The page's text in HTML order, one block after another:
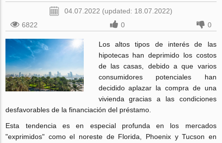
04.07.2022 (updated: 18.07.2022)
6822
0 0
Los altos tipos de interés de las
hipotecas han deprimido los costos
de las casas, debido a que varios
consumidores potenciales han
decidido aplazar la compra de una
vivienda gracias a las condiciones
desfavorables de la financiación del préstamo.
Esta tendencia es en especial profunda en los mercados
"exprimidos" como el noreste de Florida, Phoenix y Tucson en